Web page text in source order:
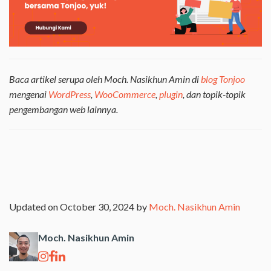
Baca artikel serupa oleh Moch. Nasikhun Amin diblog Tonjoo
mengenai WordPress, WooCommerce, plugin, dan topik-topik
pengembangan web lainnya.
Updated on October 30, 2024 by Moch. Nasikhun Amin
Moch. Nasikhun Amin